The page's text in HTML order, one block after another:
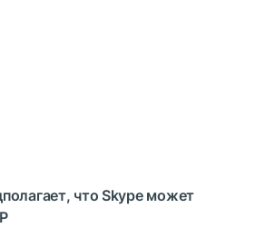
что Skype может